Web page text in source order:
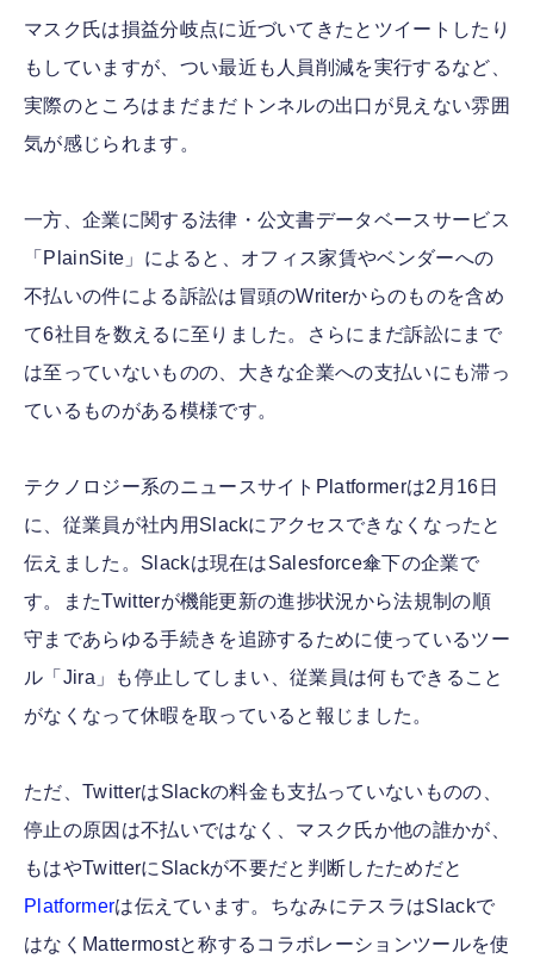
マスク氏は損益分岐点に近づいてきたとツイートしたり
もしていますが、つい最近も人員削減を実行するなど、
実際のところはまだまだトンネルの出口が見えない雰囲
気が感じられます。
一方、企業に関する法律・公文書データベースサービス
「PlainSite」によると、オフィス家賃やベンダーへの
不払いの件による訴訟は冒頭のWriterからのものを含め
て6社目を数えるに至りました。さらにまだ訴訟にまで
は至っていないものの、大きな企業への支払いにも滞っ
ているものがある模様です。
テクノロジー系のニュースサイトPlatformerは2月16日
に、従業員が社内用Slackにアクセスできなくなったと
伝えました。Slackは現在はSalesforce傘下の企業で
す。またTwitterが機能更新の進捗状況から法規制の順
守まであらゆる手続きを追跡するために使っているツー
ル「Jira」も停止してしまい、従業員は何もできること
がなくなって休暇を取っていると報じました。
ただ、TwitterはSlackの料金も支払っていないものの、
停止の原因は不払いではなく、マスク氏か他の誰かが、
もはやTwitterにSlackが不要だと判断したためだと
Platformerは伝えています。ちなみにテスラはSlackで
はなくMattermostと称するコラボレーションツールを使